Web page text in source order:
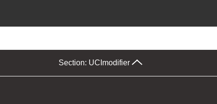
Section: UCI modifier